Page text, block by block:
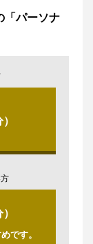
「パーソナ
です。